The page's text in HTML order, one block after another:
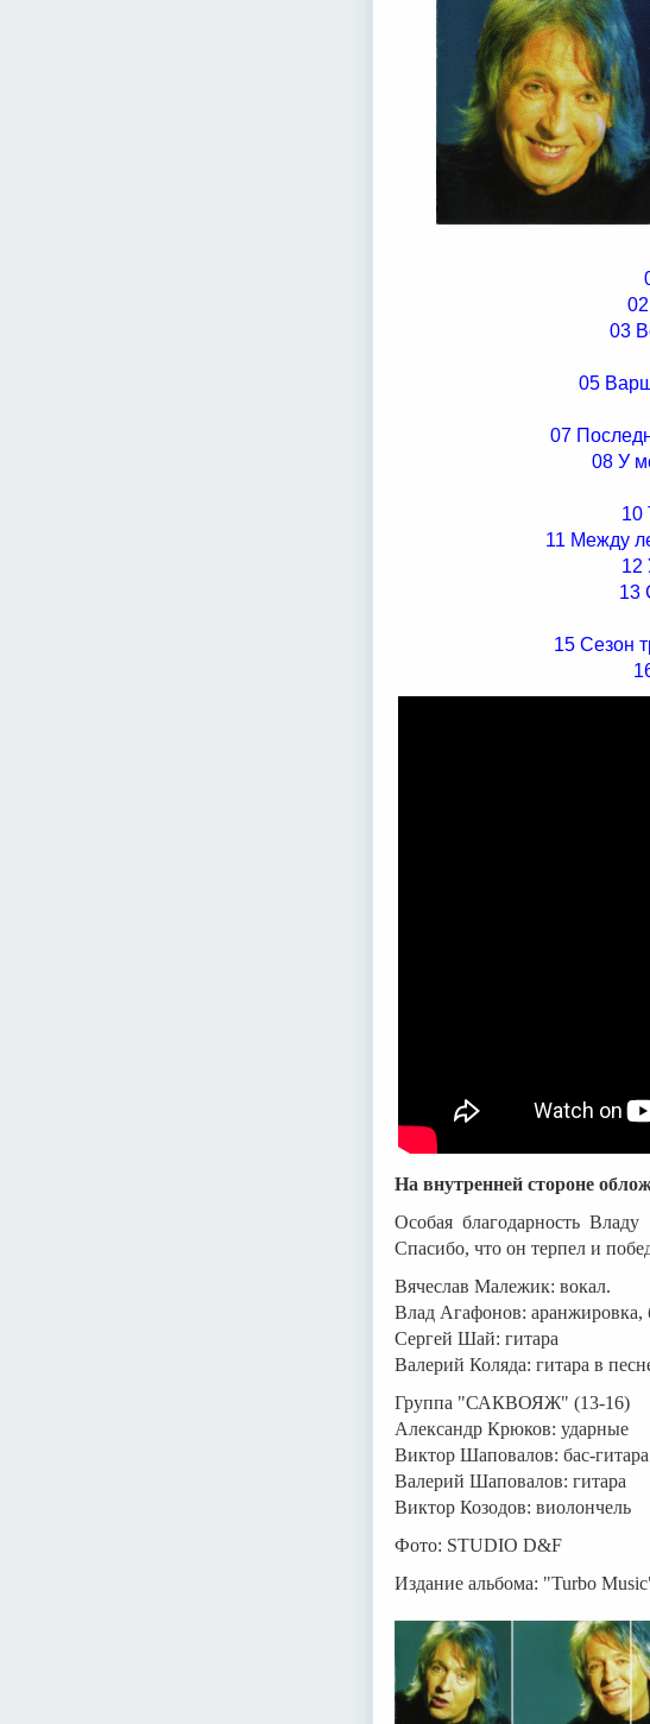
03
05
07
08 У
10
11 Между
12
13
15 Сезон
На внутренней стороне
Особая благодарность
Спасибо, что он терпел и
Вячеслав Малежик: вокал.
Влад Агафонов:
Сергей Шай: гитара
Валерий Коляда: гитара в
Группа "САКВОЯЖ" (13-16)
Александр Крюков: ударные
Виктор Шаповалов: бас-гитара
Валерий Шаповалов: гитара
Виктор Козодов: виолончель
Фото: STUDIO D&F
Издание альбома: "Turbo